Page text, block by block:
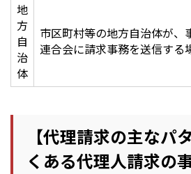
地
方
自
治
体
市区町村等の地方自治体が、
連合会に請求事務を送信する
【代理請求の主なパ
くある代理人請求の